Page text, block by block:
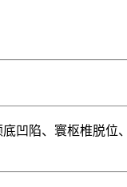
凹陷、寰枢椎脱